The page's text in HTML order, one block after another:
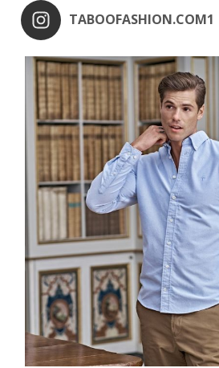
TABOOFASHION.COM1